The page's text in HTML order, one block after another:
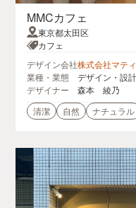
MMCカフェ
東京都太田区
カフェ
デザイン会社株式会社マテ
業種・業態
デザイン・設
デザイナー
森本 綾乃
清潔
自然 ナチュラル